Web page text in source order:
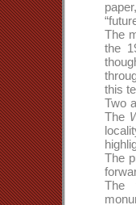
The
the
this
Two
The
The
The